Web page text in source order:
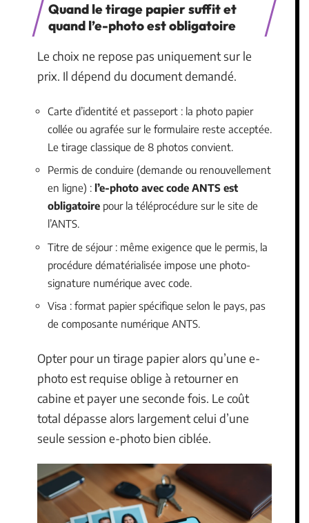
Quand le tirage papier suffit et
quand l’e-photo est obligatoire
Le choix ne repose pas uniquement sur le
prix. Il dépend du document demandé.
Carte d’identité et passeport : la photo papier
collée ou agrafée sur le formulaire reste acceptée.
Le tirage classique de 8 photos convient.
Permis de conduire (demande ou renouvellement
en ligne) : l’e-photo avec code ANTS est
obligatoire pour la téléprocédure sur le site de
l’ANTS.
Titre de séjour : même exigence que le permis, la
procédure dématérialisée impose une photo-
signature numérique avec code.
Visa : format papier spécifique selon le pays, pas
de composante numérique ANTS.
Opter pour un tirage papier alors qu’une e-
photo est requise oblige à retourner en
cabine et payer une seconde fois. Le coût
total dépasse alors largement celui d’une
seule session e-photo bien ciblée.